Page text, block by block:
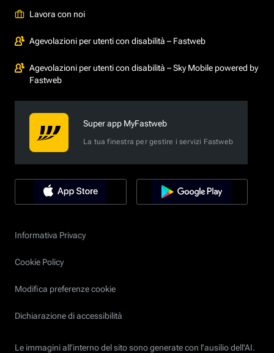
Lavora con noi
Agevolazioni per utenti con disabilità – Fastweb
Agevolazioni per utenti con disabilità – Sky Mobile powered by
Fastweb
Super app MyFastweb
La tua finestra per gestire i servizi Fastweb
Informativa Privacy
Cookie Policy
Modifica preferenze cookie
Dichiarazione di accessibilità
Le immagini all’interno del sito sono generate con l'ausilio dell'AI.